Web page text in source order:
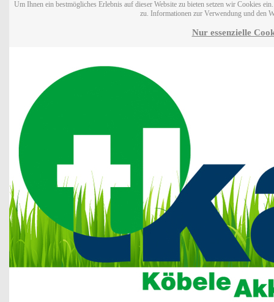
Um Ihnen ein bestmögliches Erlebnis auf dieser Website zu bieten setzen wir Cookies
zu. Informationen zur Verwendung und den
Nur essenzielle